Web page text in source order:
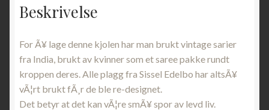
Beskrivelse
For Ã¥ lage denne kjolen har man brukt vintage sarier
fra India, brukt av kvinner som et saree pakke rundt
kroppen deres.Alle plagg fra Sissel Edelbo har altsÃ¥
vÃ¦rt brukt fÃ¸r de ble re-designet.
Det betyr at det kan vÃ¦re smÃ¥ spor av levd liv.